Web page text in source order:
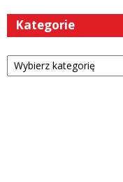
Kategorie
Kategorie